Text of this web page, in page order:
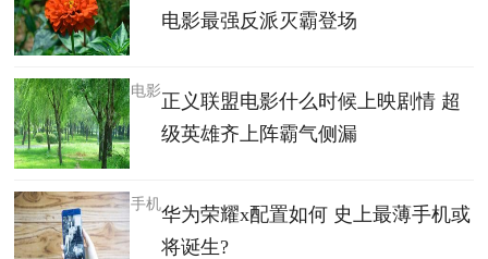
电影最强反派灭霸登场
正义联盟电影什么时候上映剧情 超
级英雄齐上阵霸气侧漏
电影
华为荣耀x配置如何 史上最薄手机或
将诞生?
手机